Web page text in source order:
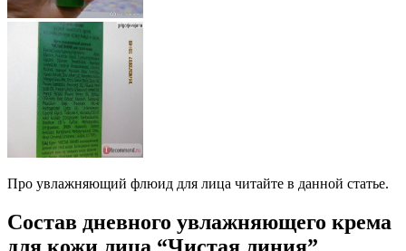
Про увлажняющий флюид для лица читайте в данной статье.
Состав дневного увлажняющего крема